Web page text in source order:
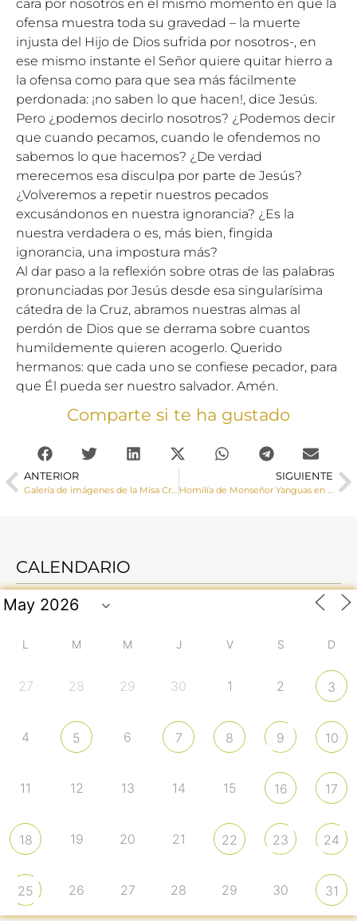
cara por nosotros en el mismo momento en que la
ofensa muestra toda su gravedad – la muerte
injusta del Hijo de Dios sufrida por nosotros-, en
ese mismo instante el Señor quiere quitar hierro a
la ofensa como para que sea más fácilmente
perdonada: ¡no saben lo que hacen!, dice Jesús.
Pero ¿podemos decirlo nosotros? ¿Podemos decir
que cuando pecamos, cuando le ofendemos no
sabemos lo que hacemos? ¿De verdad
merecemos esa disculpa por parte de Jesús?
¿Volveremos a repetir nuestros pecados
excusándonos en nuestra ignorancia? ¿Es la
nuestra verdadera o es, más bien, fingida
ignorancia, una impostura más?
Al dar paso a la reflexión sobre otras de las palabras
pronunciadas por Jesús desde esa singularísima
cátedra de la Cruz, abramos nuestras almas al
perdón de Dios que se derrama sobre cuantos
humildemente quieren acogerlo. Querido
hermanos: que cada uno se confiese pecador, para
que Él pueda ser nuestro salvador. Amén.
Comparte si te ha gustado
ANTERIOR SIGUIENTE
CALENDARIO
L M M J V S D
27 28 29 30 1 2 3
4 5 6 7 8 9 10
11 12 13 14 15 16 17
18 19 20 21 22 23 24
25 26 27 28 29 30 31